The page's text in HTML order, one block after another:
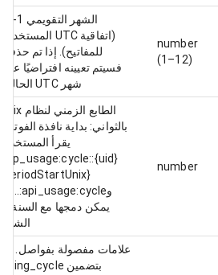
number
(1–12)
(اتفاقية UTC المستخدمة
للمفاتيح). إذا تم حذفه،
فسيتم تعيينه افتراضيًا على
شهر UTC الحالي.
number
الطابع الزمني لنظام Unix
بالثواني: بداية نافذة الفوترة.
يقرأ المستخدم:
{uid}:app_usage:cycle:
{periodStartUnix}
وapi_usage:cycle:.... لا
يمكن دمجها مع السنة أو
الشهر.
علامات مفصولة بفواصل. قم
بتضمين billing_cycle